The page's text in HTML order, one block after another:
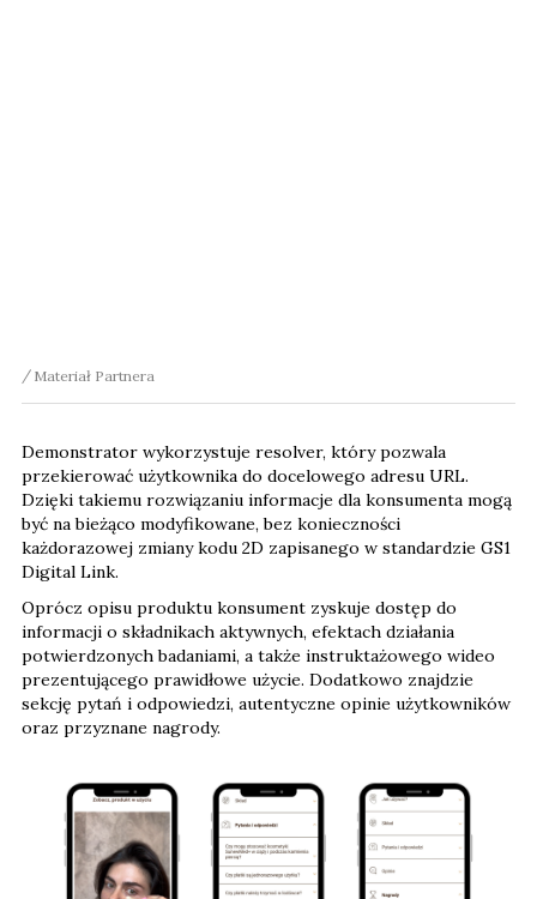
Demonstrator wykorzystuje resolver, który pozwala
Dzięki takiemu rozwiązaniu informacje dla konsumenta mogą
być na bieżąco modyfikowane, bez konieczności
każdorazowej zmiany kodu 2D zapisanego w standardzie GS1
Digital Link.
Oprócz opisu produktu konsument zyskuje dostęp do
informacji o składnikach aktywnych, efektach działania
potwierdzonych badaniami, a także instruktażowego wideo
prezentującego prawidłowe użycie. Dodatkowo znajdzie
sekcję pytań i odpowiedzi, autentyczne opinie użytkowników
oraz przyznane nagrody.